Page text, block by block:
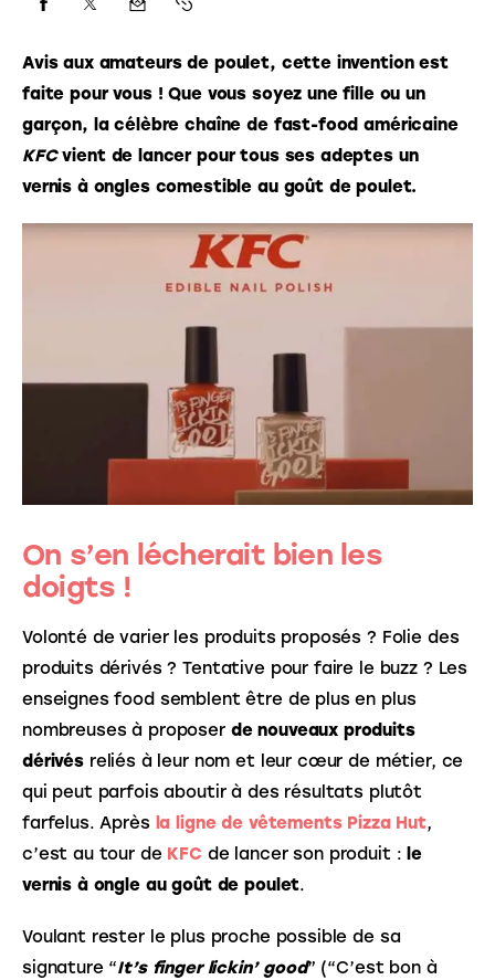
Avis aux amateurs de poulet, cette invention est
faite pour vous ! Que vous soyez une fille ou un
garçon, la célèbre chaîne de fast-food américaine
KFC vient de lancer pour tous ses adeptes un
vernis à ongles comestible au goût de poulet.
On s’en lécherait bien les
doigts !
Volonté de varier les produits proposés ? Folie des
produits dérivés ? Tentative pour faire le buzz ? Les
enseignes food semblent être de plus en plus
nombreuses à proposer de nouveaux produits
dérivés reliés à leur nom et leur cœur de métier, ce
qui peut parfois aboutir à des résultats plutôt
farfelus. Après la ligne de vêtements Pizza Hut,
c’est au tour de KFC de lancer son produit : le
vernis à ongle au goût de poulet.
Voulant rester le plus proche possible de sa
signature “It’s finger lickin’ good” (“C’est bon à